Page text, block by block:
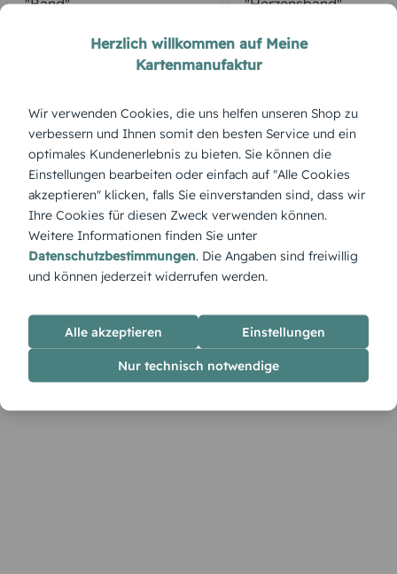
Produktbeschreibung
„München“ kombiniert modernes Design mit bayerischem
Herz – perfekt für Paare, die urbane Eleganz mit Tradition
verbinden. Die Dankeskarte ist vielseitig individualisierbar
und bringt euren Tag in stilvoller Klarheit zum Ausdruck.
Herzlich willkommen auf Meine
Kartenmanufaktur
Wir verwenden Cookies, die uns helfen unseren Shop zu
verbessern und Ihnen somit den besten Service und ein
optimales Kundenerlebnis zu bieten. Sie können die
Einstellungen bearbeiten oder einfach auf "Alle Cookies
akzeptieren" klicken, falls Sie einverstanden sind, dass wir
Ihre Cookies für diesen Zweck verwenden können.
Weitere Informationen finden Sie unter
Datenschutzbestimmungen. Die Angaben sind freiwillig
und können jederzeit widerrufen werden.
Alle akzeptieren Einstellungen
Nur technisch notwendige